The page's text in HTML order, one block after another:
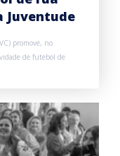
Juventude
promove, no
de futebol de